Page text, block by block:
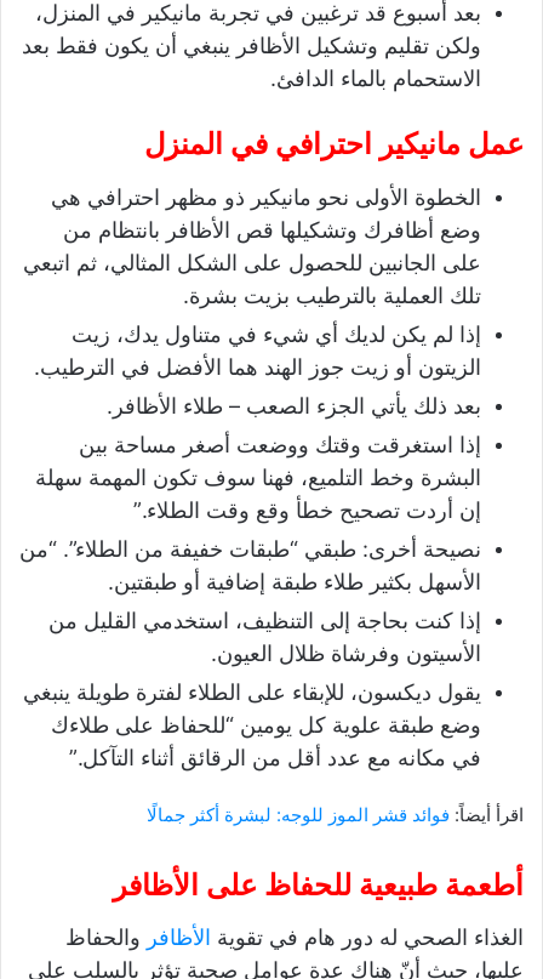
بعد أسبوع قد ترغبين في تجربة مانيكير في المنزل،
ولكن تقليم وتشكيل الأظافر ينبغي أن يكون فقط بعد
الاستحمام بالماء الدافئ.
عمل مانيكير احترافي في المنزل
الخطوة الأولى نحو مانيكير ذو مظهر احترافي هي
وضع أظافرك وتشكيلها قص الأظافر بانتظام من
على الجانبين للحصول على الشكل المثالي، ثم اتبعي
تلك العملية بالترطيب بزيت بشرة.
إذا لم يكن لديك أي شيء في متناول يدك، زيت
الزيتون أو زيت جوز الهند هما الأفضل في الترطيب.
بعد ذلك يأتي الجزء الصعب – طلاء الأظافر.
إذا استغرقت وقتك ووضعت أصغر مساحة بين
البشرة وخط التلميع، فهنا سوف تكون المهمة سهلة
إن أردت تصحيح خطأ وقع وقت الطلاء.”
نصيحة أخرى: طبقي “طبقات خفيفة من الطلاء”. “من
الأسهل بكثير طلاء طبقة إضافية أو طبقتين.
إذا كنت بحاجة إلى التنظيف، استخدمي القليل من
الأسيتون وفرشاة ظلال العيون.
يقول ديكسون، للإبقاء على الطلاء لفترة طويلة ينبغي
وضع طبقة علوية كل يومين “للحفاظ على طلاءك
في مكانه مع عدد أقل من الرقائق أثناء التآكل.”
اقرأ أيضاً: فوائد قشر الموز للوجه: لبشرة أكثر جمالًا
أطعمة طبيعية للحفاظ على الأظافر
الغذاء الصحي له دور هام في تقوية الأظافر والحفاظ
عليها، حيث أنّ هناك عدة عوامل صحية تؤثر بالسلب على